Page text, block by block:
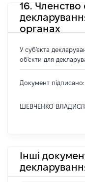
16. Членство
органах
У суб'єкта
об'єкти для
Документ підписано:
ШЕВЧЕНКО
Інші